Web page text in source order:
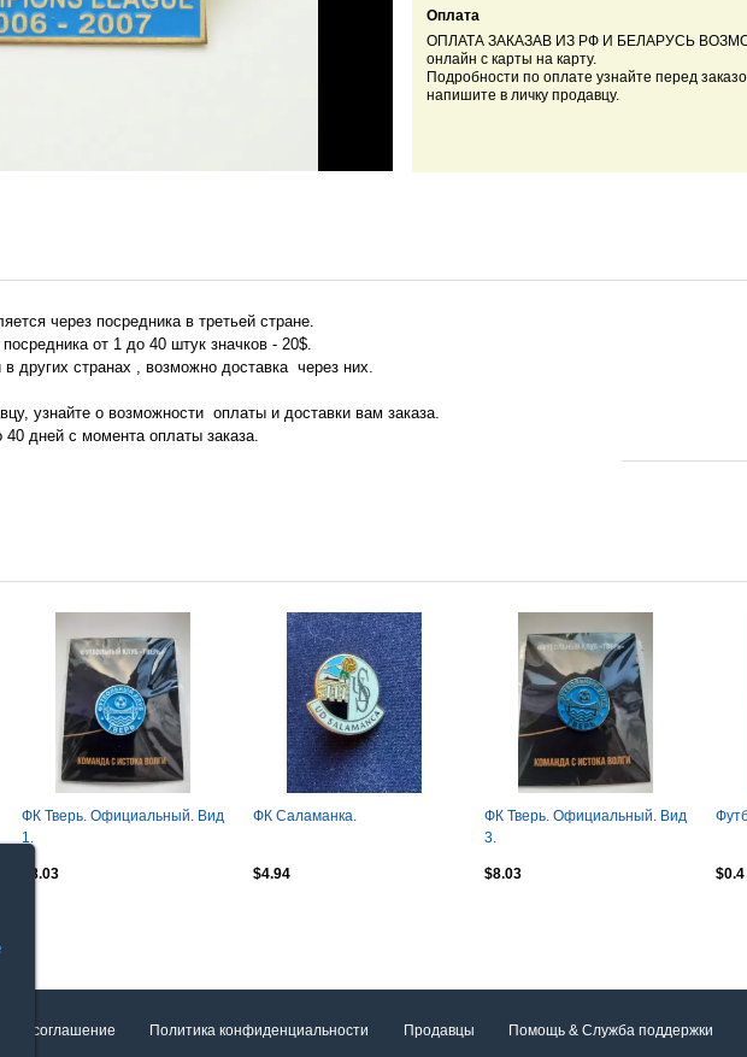
Оплата
ОПЛАТА ЗАКАЗАВ ИЗ РФ И БЕЛАРУСЬ
онлайн с карты на карту.
Подробности по оплате узнайте перед
напишите в личку продавцу.
через посредника в третьей стране.
от 1 до 40 штук значков - 20$.
других странах , возможно доставка через них.
узнайте о возможности оплаты и доставки вам заказа.
40 дней с момента оплаты заказа.
ФК Тверь. Официальный. Вид
1.
$8.03
ФК Саламанка.
$4.94
ФК Тверь. Официальный. Вид
3.
$8.03 $0.4
соглашение Политика конфиденциальности Продавцы Помощь & Служба поддержки